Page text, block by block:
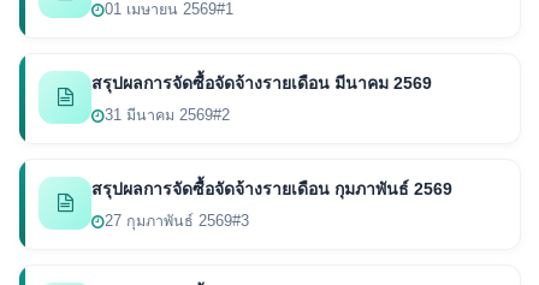
01 เมษายน 2569#1
สรุปผลการจัดซื้อจัดจ้างรายเดือน มีนาคม 2569
31 มีนาคม 2569#2
สรุปผลการจัดซื้อจัดจ้างรายเดือน กุมภาพันธ์ 2569
27 กุมภาพันธ์ 2569#3